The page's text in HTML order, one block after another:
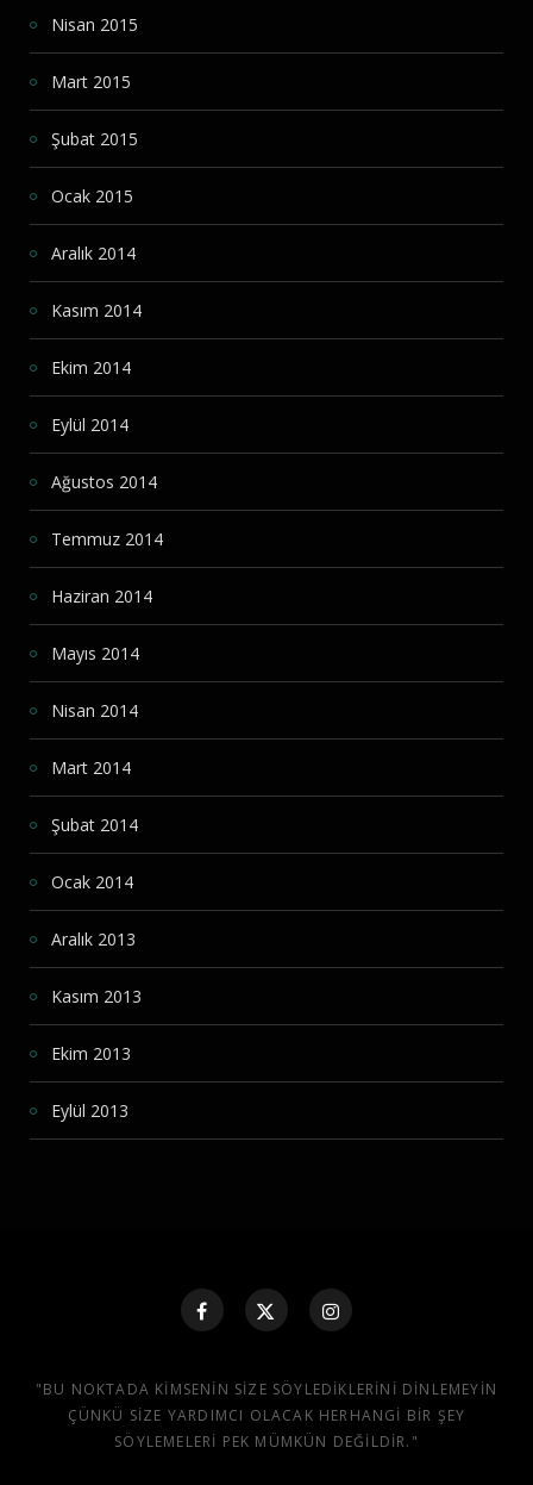
Nisan 2015
Mart 2015
Şubat 2015
Ocak 2015
Aralık 2014
Kasım 2014
Ekim 2014
Eylül 2014
Ağustos 2014
Temmuz 2014
Haziran 2014
Mayıs 2014
Nisan 2014
Mart 2014
Şubat 2014
Ocak 2014
Aralık 2013
Kasım 2013
Ekim 2013
Eylül 2013
"BU NOKTADA KIMSENIN SIZE SÖYLEDIKLERINI DINLEMEYIN
ÇÜNKÜ SIZE YARDIMCI OLACAK HERHANGI BIR ŞEY
SÖYLEMELERI PEK MÜMKÜN DEĞILDIR."